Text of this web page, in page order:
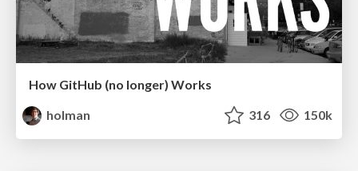
How GitHub (no longer) Works
holman
316 150k